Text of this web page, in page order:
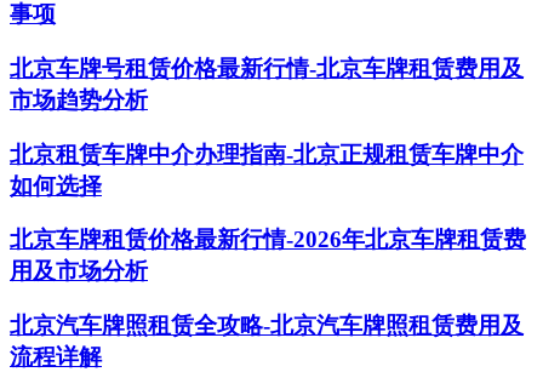
事项
北京车牌号租赁价格最新行情-北京车牌租赁费用及
市场趋势分析
北京租赁车牌中介办理指南-北京正规租赁车牌中介
如何选择
北京车牌租赁价格最新行情-2026年北京车牌租赁费
用及市场分析
北京汽车牌照租赁全攻略-北京汽车牌照租赁费用及
流程详解